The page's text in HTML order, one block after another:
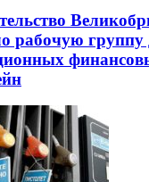
рабочую группу